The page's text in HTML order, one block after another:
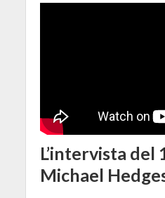
L’intervista del
Michael